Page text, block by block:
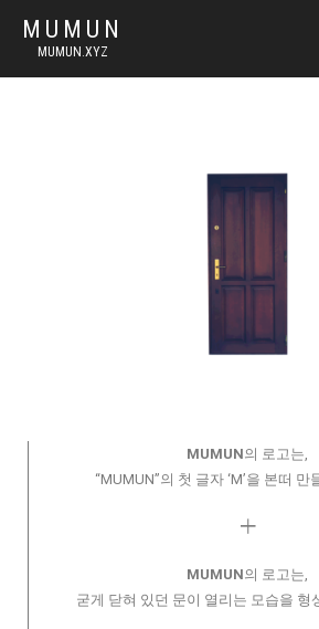
MUMUN
MUMUN.XYZ
MUMUN의 로고는,
“MUMUN”의 첫 글자 ‘M’을 본떠 만
┿
MUMUN의 로고는,
굳게 닫혀 있던 문이 열리는 모습을 형